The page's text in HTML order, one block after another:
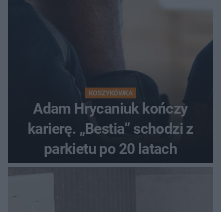
KOSZYKÓWKA
Adam Hrycaniuk kończy
karierę. „Bestia” schodzi z
parkietu po 20 latach